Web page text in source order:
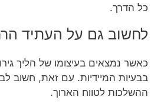
כל הדרך.
לחשוב גם על העתיד
כאשר נמצאים בעיצומו של הליך
בבעיות המיידיות. עם זאת, חשוב
ההשלכות לטווח הארוך.